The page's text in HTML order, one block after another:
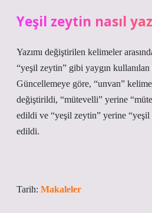
Yeşil zeytin nasıl
Yazımı değiştirilen kelimeler
“yeşil zeytin” gibi yaygın
Güncellemeye göre, “unvan”
değiştirildi, “mütevelli” yerine
edildi ve “yeşil zeytin” yerine “yeşil
edildi.
Tarih: Makaleler